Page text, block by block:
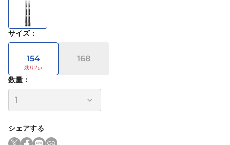
サイズ：
154 168
数量：
シェアする